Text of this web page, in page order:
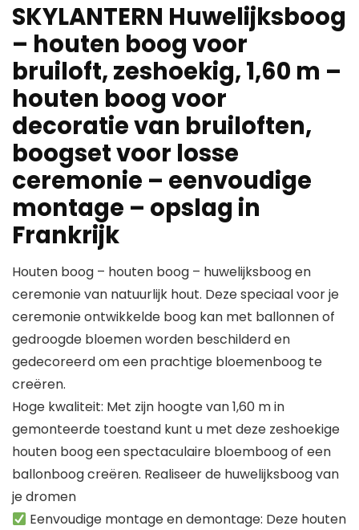
SKYLANTERN Huwelijksboog
– houten boog voor
bruiloft, zeshoekig, 1,60 m –
houten boog voor
decoratie van bruiloften,
boogset voor losse
ceremonie – eenvoudige
montage – opslag in
Frankrijk
Houten boog – houten boog – huwelijksboog en
ceremonie van natuurlijk hout. Deze speciaal voor je
ceremonie ontwikkelde boog kan met ballonnen of
gedroogde bloemen worden beschilderd en
gedecoreerd om een prachtige bloemenboog te
creëren.
Hoge kwaliteit: Met zijn hoogte van 1,60 m in
gemonteerde toestand kunt u met deze zeshoekige
houten boog een spectaculaire bloemboog of een
ballonboog creëren. Realiseer de huwelijksboog van
je dromen
Eenvoudige montage en demontage: Deze houten